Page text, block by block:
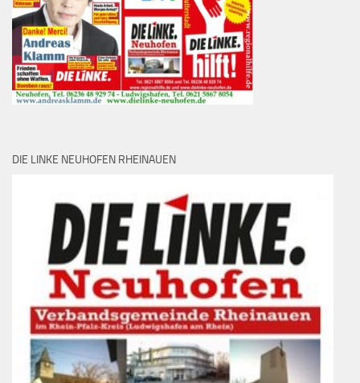
DIE LINKE NEUHOFEN RHEINAUEN